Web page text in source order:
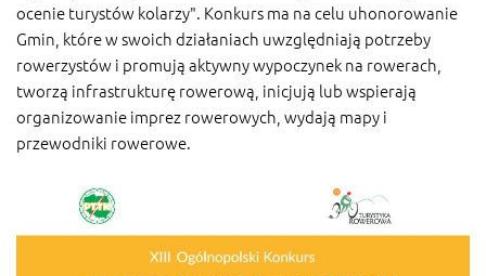
ocenie turystów kolarzy". Konkurs ma na celu uhonorowanie
Gmin, które w swoich działaniach uwzględniają potrzeby
rowerzystów i promują aktywny wypoczynek na rowerach,
tworzą infrastrukturę rowerową, inicjują lub wspierają
organizowanie imprez rowerowych, wydają mapy i
przewodniki rowerowe.